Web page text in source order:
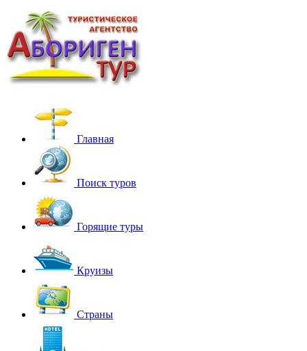
Главная
Поиск туров
Горящие туры
Круизы
Страны